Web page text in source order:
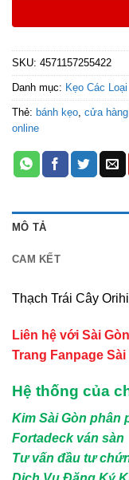
SKU: 4571157255422
Danh mục: Kẹo Các Loại
Thẻ: bánh kẹo, cửa
online
MÔ TẢ
CAM KẾT
Thạch Trái Cây
Liên hệ với Sài
Trang Fanpage Sài
Hệ thống của
Kim Sài Gòn phân
Fortadeck ván sàn
Tư vấn đầu tư